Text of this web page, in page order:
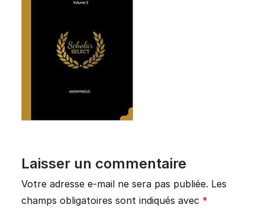
Laisser un commentaire
Votre adresse e-mail ne sera pas publiée. Les
champs obligatoires sont indiqués avec *